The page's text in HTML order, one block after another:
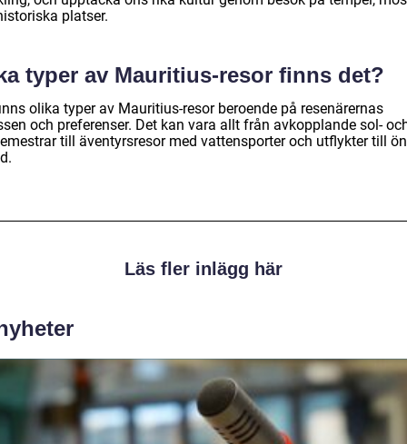
platser.
typer av Mauritius-resor finns det?
olika typer av Mauritius-resor beroende på resenärernas
och preferenser. Det kan vara allt från avkopplande sol-
till äventyrsresor med vattensporter och utflykter till
Läs fler inlägg här